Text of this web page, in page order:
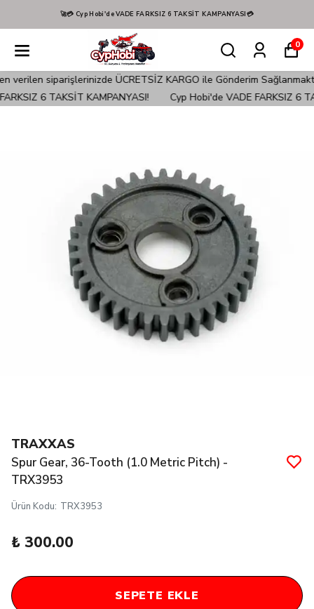
🚀💳 Cyp Hobi'de VADE FARKSIZ 6 TAKSİT KAMPANYASI💳
0
siparişlerinizde ÜCRETSİZ KARGO ile Gönderim Sağlanmaktadır!
6 TAKSİT KAMPANYASI!
Cyp Hobi'de VADE FARKSIZ 6
TRAXXAS
Spur Gear, 36-Tooth (1.0 Metric Pitch) -
TRX3953
Ürün Kodu: TRX3953
₺ 300.00
SEPETE EKLE